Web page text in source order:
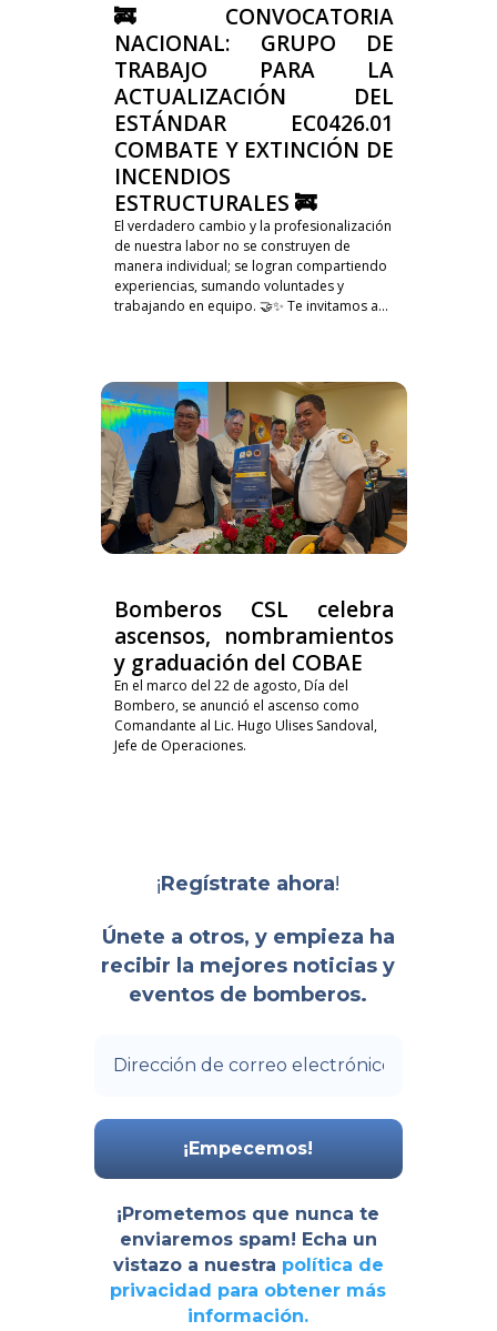
🚒 CONVOCATORIA
NACIONAL: GRUPO DE
TRABAJO PARA LA
ACTUALIZACIÓN DEL
ESTÁNDAR EC0426.01
COMBATE Y EXTINCIÓN DE
INCENDIOS
ESTRUCTURALES 🚒
El verdadero cambio y la profesionalización
de nuestra labor no se construyen de
manera individual; se logran compartiendo
experiencias, sumando voluntades y
trabajando en equipo. 🤝✨ Te invitamos a...
Bomberos CSL celebra
ascensos, nombramientos
y graduación del COBAE
En el marco del 22 de agosto, Día del
Bombero, se anunció el ascenso como
Comandante al Lic. Hugo Ulises Sandoval,
Jefe de Operaciones.
¡Regístrate ahora!
Únete a otros, y empieza ha
recibir la mejores noticias y
eventos de bomberos.
¡Prometemos que nunca te
enviaremos spam! Echa un
vistazo a nuestra política de
privacidad para obtener más
información.